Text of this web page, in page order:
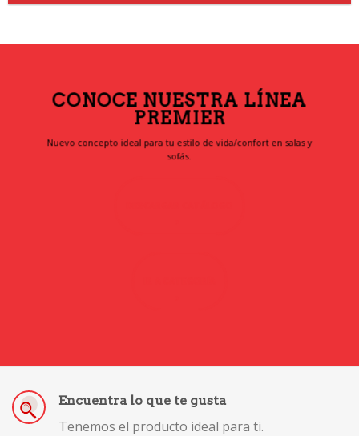
CONOCE NUESTRA LÍNEA
PREMIER
Nuevo concepto ideal para tu estilo de vida/confort en salas y
sofás.
Encuentra lo que te gusta
Tenemos el producto ideal para ti.